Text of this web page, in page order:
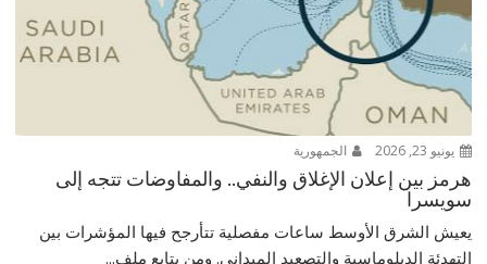
يونيو 23, 2026 الجمهورية
هرمز بين إعلان الإغلاق والنفي.. والمفاوضات تتجه إلى
سويسرا
يعيش الشرق الأوسط ساعات مفصلية تتأرجح فيها المؤشرات بين
التهدئة الدبلوماسية والتصعيد الميداني. ومن يتابع ملف...